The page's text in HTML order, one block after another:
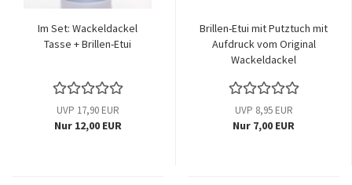
Im Set: Wackeldackel
Tasse + Brillen-Etui
UVP 17,90 EUR
Nur 12,00 EUR
Brillen-Etui mit Putztuch mit
Aufdruck vom Original
Wackeldackel
UVP 8,95 EUR
Nur 7,00 EUR